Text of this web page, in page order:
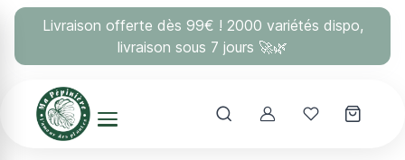
Livraison offerte dès 99€ ! 2000 variétés dispo,
livraison sous 7 jours 🚀🌿
AccountMes coups
Panneau de gestion des cookies